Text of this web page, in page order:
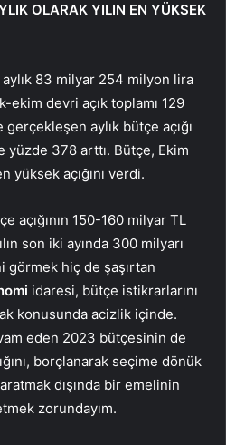
OLARAK YILIN EN YÜKSEK
83 milyar 254 milyon lira
ekim devri açık toplamı 129
gerçekleşen aylık bütçe açığı
yüzde 378 arttı. Bütçe, Ekim
yüksek açığını verdi.
açığının 150-160 milyar TL
son iki ayında 300 milyarı
görmek hiç de şaşırtan
idaresi, bütçe istikrarlarını
konusunda acizlik içinde.
eden 2023 bütçesinin de
borçlanarak seçime dönük
dışında bir emelinin
zorundayım.